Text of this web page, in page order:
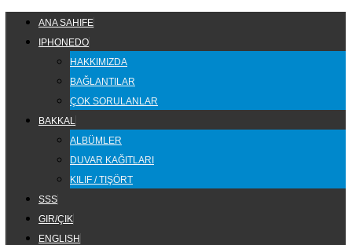
Skip
SKIP
CONTENT
ANA SAHIFE
IPHONEDO
HAKKIMIZDA
BAĞLANTILAR
ÇOK SORULANLAR
BAKKAL
ALBÜMLER
DUVAR KAĞITLARI
KILIF / TIŞÖRT
SSS
GIR/ÇIK
ENGLISH